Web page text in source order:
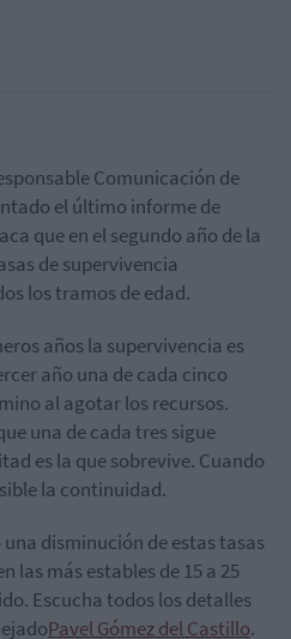
Comunicación de
el último informe de
que en el segundo año de la
de supervivencia
los tramos de edad.
años la supervivencia es
año una de cada cinco
al agotar los recursos.
una de cada tres sigue
es la que sobrevive. Cuando
la continuidad.
disminución de estas tasas
las más estables de 15 a 25
Escucha todos los detalles
Pavel Gómez del Castillo.